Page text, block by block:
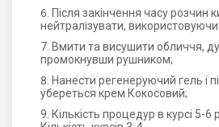
Після закінчення часу розчин
нейтралізувати,
Вмити та висушити обличчя,
промокнувши рушником;
Нанести регенеруючий гель і
убереться крем Кокосовий;
Кількість процедур в курсі 5-6